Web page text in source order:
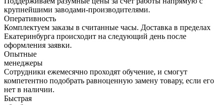
крупнейшими заводами-производителями.
Оперативность
Комплектуем заказы в считанные часы. Доставка в пределах
Екатеринбурга происходит на следующий день после
оформления заявки.
Опытные
менеджеры
Сотрудники ежемесячно проходят обучение, и смогут
компетентно подобрать равноценную замену товару, если его
нет в наличии.
Быстрая